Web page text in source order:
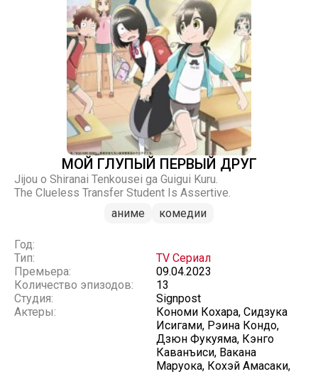
МОЙ ГЛУПЫЙ ПЕРВЫЙ ДРУГ
Jijou o Shiranai Tenkousei ga Guigui Kuru.
The Clueless Transfer Student Is Assertive.
аниме
комедии
Год:
Тип:
TV Сериал
Премьера:
09.04.2023
Количество эпизодов:
13
Студия:
Signpost
Актеры:
Кономи Кохара, Сидзука
Исигами, Рэина Кондо,
Дзюн Фукуяма, Кэнго
Каванъиси, Вакана
Маруока, Кохэй Амасаки,